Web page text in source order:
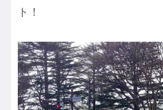
ト！